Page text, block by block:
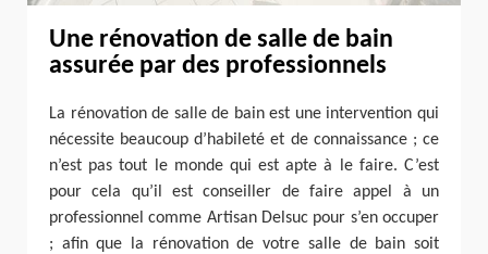
Une rénovation de salle de bain
assurée par des professionnels
La rénovation de salle de bain est une intervention qui
nécessite beaucoup d’habileté et de connaissance ; ce
n’est pas tout le monde qui est apte à le faire. C’est
pour cela qu’il est conseiller de faire appel à un
professionnel comme Artisan Delsuc pour s’en occuper
; afin que la rénovation de votre salle de bain soit